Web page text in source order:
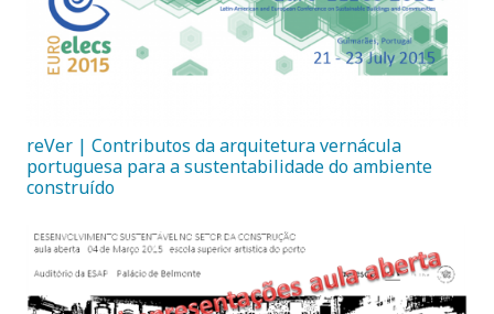
reVer | Contributos da arquitetura vernácula
portuguesa para a sustentabilidade do ambiente
construído